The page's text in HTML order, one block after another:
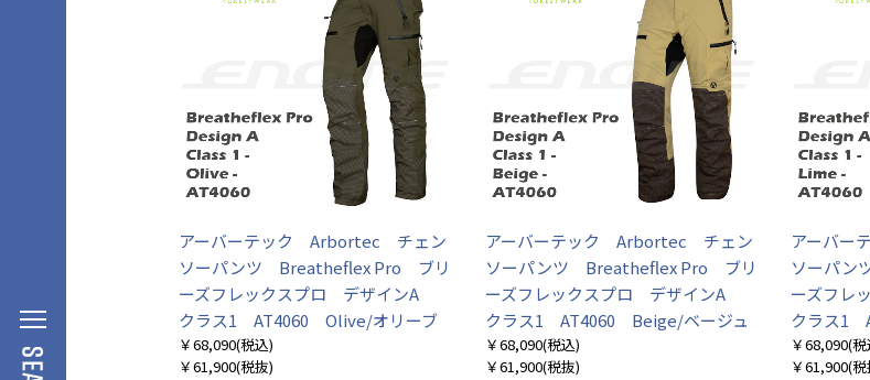
アーバーテック Arbortec チェン
ソーパンツ Breatheflex Pro ブリ
ーズフレックスプロ デザインA
クラス1 AT4060 Olive/オリーブ
￥68,090(税込)
￥61,900(税抜)
アーバーテック Arbortec チェン
ソーパンツ Breatheflex Pro ブリ
ーズフレックスプロ デザインA
クラス1 AT4060 Beige/ベージュ
￥68,090(税込)
￥61,900(税抜)
アーバ
ソーパ
ーズフレ
クラス1
￥68,090(税
￥61,900(税